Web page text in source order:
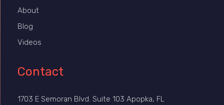
About
Blog
Videos
Contact
1703 E Semoran Blvd. Suite 103 Apopka, FL